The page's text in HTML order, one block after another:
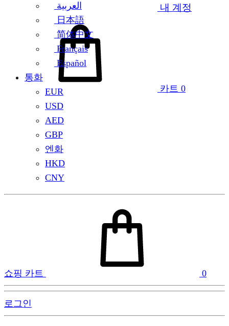
내 계정
카트 0
العربية
日本語
简体中文
Français
Español
통화
EUR
USD
AED
GBP
엔화
HKD
CNY
쇼핑 카트 0
로그인